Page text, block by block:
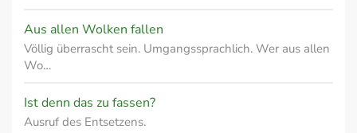
Aus allen Wolken fallen
Völlig überrascht sein. Umgangssprachlich. Wer aus allen
Wo…
Ist denn das zu fassen?
Ausruf des Entsetzens.